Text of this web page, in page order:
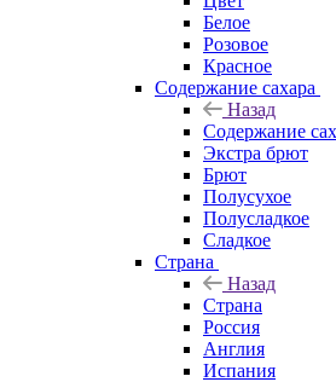
Белое
Розовое
Красное
Содержание сахара
Назад
Содержание
Экстра брют
Брют
Полусухое
Полусладкое
Сладкое
Страна
Назад
Страна
Россия
Англия
Испания